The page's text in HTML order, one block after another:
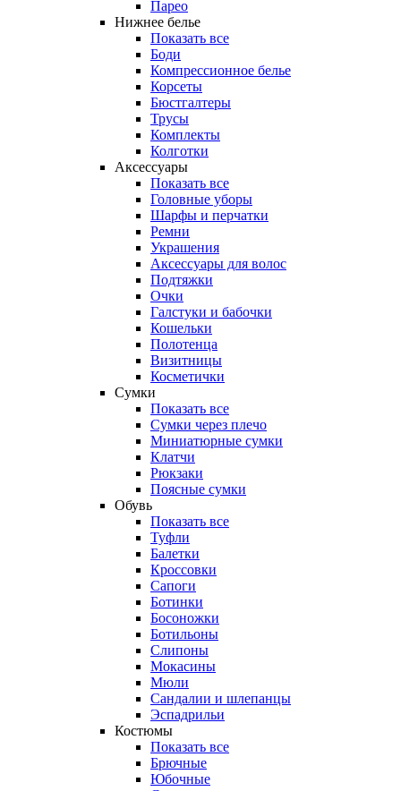
Парео
Нижнее белье
Показать все
Боди
Компрессионное белье
Корсеты
Бюстгалтеры
Трусы
Комплекты
Колготки
Аксессуары
Показать все
Головные уборы
Шарфы и перчатки
Ремни
Украшения
Аксессуары для волос
Подтяжки
Очки
Галстуки и бабочки
Кошельки
Полотенца
Визитницы
Косметички
Сумки
Показать все
Сумки через плечо
Миниатюрные cумки
Клатчи
Рюкзаки
Поясные сумки
Обувь
Показать все
Туфли
Балетки
Кроссовки
Сапоги
Ботинки
Босоножки
Ботильоны
Слипоны
Мокасины
Мюли
Сандалии и шлепанцы
Эспадрильи
Костюмы
Показать все
Брючные
Юбочные